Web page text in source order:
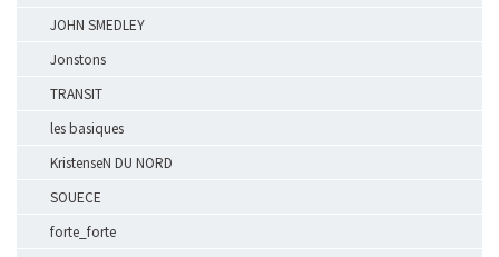
JOHN SMEDLEY
Jonstons
TRANSIT
les basiques
KristenseN DU NORD
SOUECE
forte_forte